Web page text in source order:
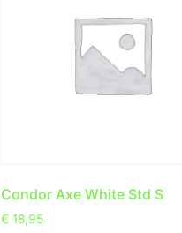
Condor Axe White Std S
€ 18,95